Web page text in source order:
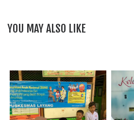
YOU MAY ALSO LIKE